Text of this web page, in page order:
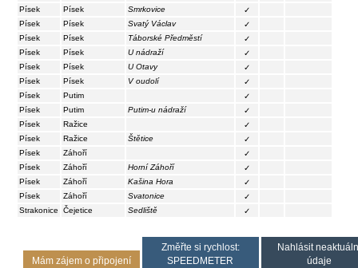
Písek
Písek Smrkovice
✓
Písek
Písek Svatý Václav
✓
Písek
Písek Táborské Předměstí
✓
Písek
Písek U nádraží
✓
Písek
Písek U Otavy
✓
Písek
Písek V oudolí
✓
Písek
Putim
✓
Písek
Putim Putim-u nádraží
✓
Písek
Ražice
✓
Písek
Ražice Štětice
✓
Písek
Záhoří
✓
Písek
Záhoří Horní Záhoří
✓
Písek
Záhoří Kašina Hora
✓
Písek
Záhoří Svatonice
✓
Strakonice
Čejetice Sedliště ✓
Mám zájem o připojení
Změřte si rychlost:
SPEEDMETER
Nahlásit
údaje